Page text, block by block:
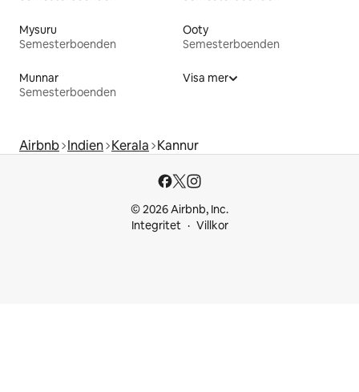
Mysuru
Semesterboenden
Ooty
Semesterboenden
Munnar
Semesterboenden
Visa mer
Airbnb Indien Kerala Kannur
© 2026 Airbnb, Inc.
Integritet
Villkor